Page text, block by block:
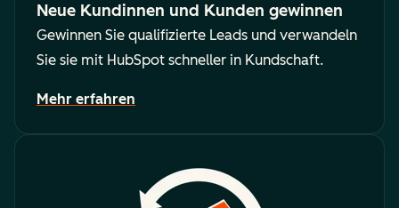
Neue Kundinnen und Kunden gewinnen
Gewinnen Sie qualifizierte Leads und verwandeln
Sie sie mit HubSpot schneller in Kundschaft.
Mehr erfahren